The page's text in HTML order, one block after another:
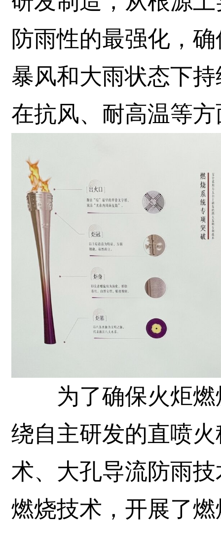
防雨性的最强化，
暴风和大雨状态下
在抗风、耐高温等
为了确保火炬燃
绕自主研发的直喷
术、大孔导流防雨
燃烧技术，开展了